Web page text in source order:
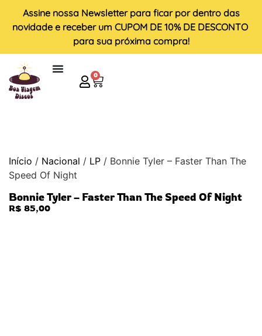
Assine nossa Newsletter para ficar por dentro das
novidade e receber um CUPOM DE 10% DE DESCONTO
para sua próxima compra!
0
Início / Nacional / LP / Bonnie Tyler – Faster Than The
Speed Of Night
Bonnie Tyler – Faster Than The Speed Of Night
R$ 85,00